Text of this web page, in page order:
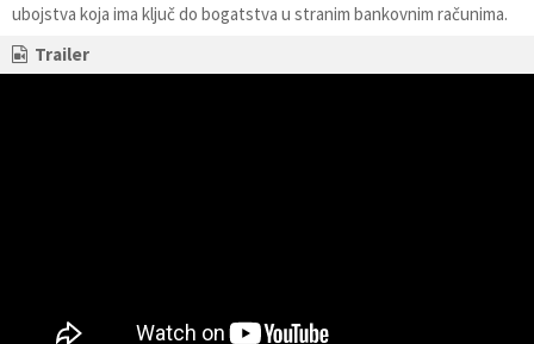
ubojstva koja ima ključ do bogatstva u stranim bankovnim računima.
Trailer